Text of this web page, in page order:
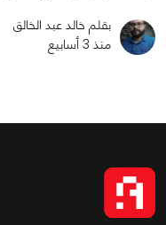
بقلم خالد عبد الخالق
منذ 3 أسابيع